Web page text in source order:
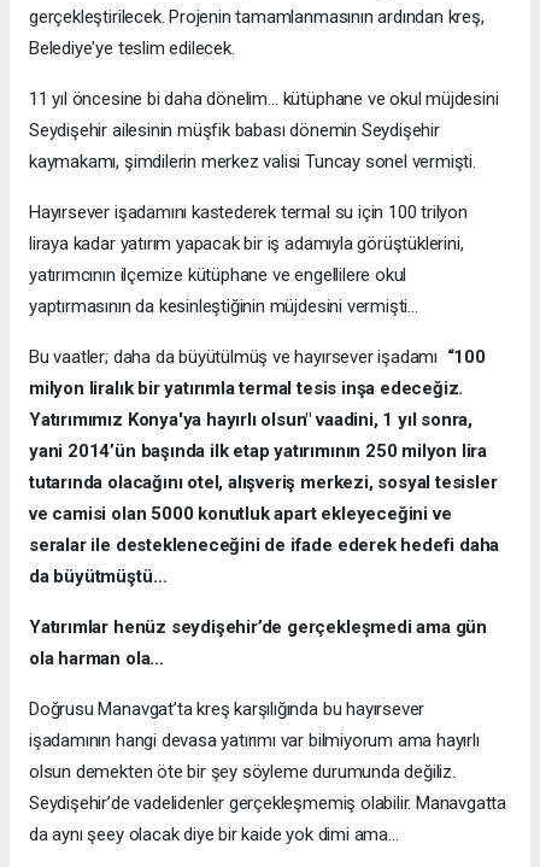
gerçekleştirilecek. Projenin tamamlanmasının ardından kreş,
Belediye'ye teslim edilecek.
11 yıl öncesine bi daha dönelim… kütüphane ve okul müjdesini
Seydişehir ailesinin müşfik babası dönemin Seydişehir
kaymakamı, şimdilerin merkez valisi Tuncay sonel vermişti.
Hayırsever işadamını kastederek termal su için 100 trilyon
liraya kadar yatırım yapacak bir iş adamıyla görüştüklerini,
yatırımcının ilçemize kütüphane ve engellilere okul
yaptırmasının da kesinleştiğinin müjdesini vermişti…
Bu vaatler; daha da büyütülmüş ve hayırsever işadamı “100
milyon liralık bir yatırımla termal tesis inşa edeceğiz.
Yatırımımız Konya'ya hayırlı olsun" vaadini, 1 yıl sonra,
yani 2014’ün başında ilk etap yatırımının 250 milyon lira
tutarında olacağını otel, alışveriş merkezi, sosyal tesisler
ve camisi olan 5000 konutluk apart ekleyeceğini ve
seralar ile destekleneceğini de ifade ederek hedefi daha
da büyütmüştü…
Yatırımlar henüz seydişehir’de gerçekleşmedi ama gün
ola harman ola…
Doğrusu Manavgat’ta kreş karşılığında bu hayırsever
işadamının hangi devasa yatırımı var bilmiyorum ama hayırlı
olsun demekten öte bir şey söyleme durumunda değiliz.
Seydişehir’de vadelidenler gerçekleşmemiş olabilir. Manavgatta
da aynı şeey olacak diye bir kaide yok dimi ama…